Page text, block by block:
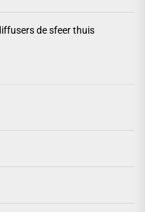
de sfeer thuis